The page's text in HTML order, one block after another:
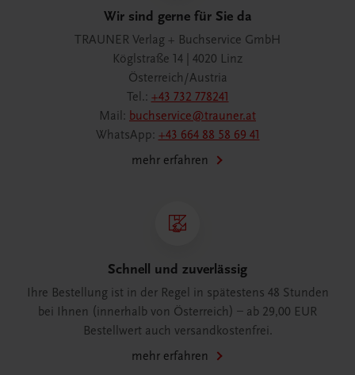
Wir sind gerne für Sie da
TRAUNER Verlag + Buchservice GmbH
Köglstraße 14 | 4020 Linz
Österreich/Austria
Tel.: +43 732 778241
Mail: buchservice@trauner.at
WhatsApp: +43 664 88 58 69 41
mehr erfahren
Schnell und zuverlässig
Ihre Bestellung ist in der Regel in spätestens 48 Stunden
bei Ihnen (innerhalb von Österreich) – ab 29,00 EUR
Bestellwert auch versandkostenfrei.
mehr erfahren